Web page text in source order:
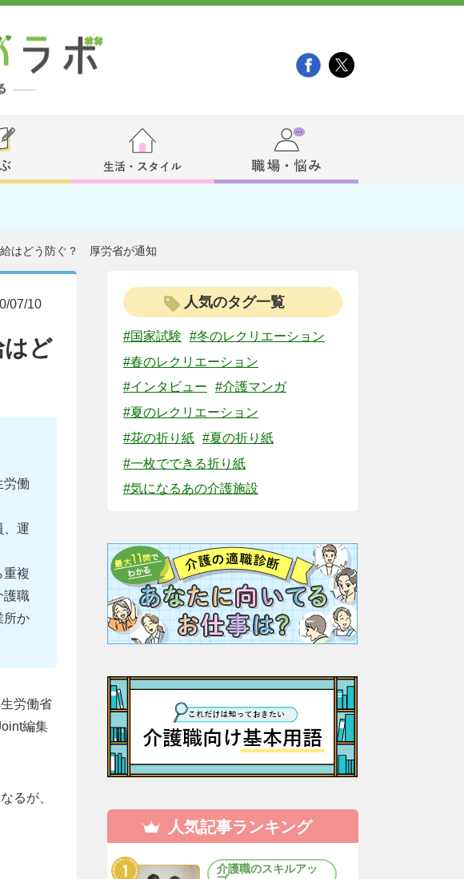
はどう防ぐ？ 厚労省が通知
07/10
ど
労働
、運
重複
護職
所か
労働省
編集
るが、
人気のタグ一覧
#国家試験
#冬のレクリエーション
#春のレクリエーション
#インタビュー
#介護マンガ
#夏のレクリエーション
#花の折り紙 #夏の折り紙
#一枚でできる折り紙
#気になるあの介護施設
人気記事ランキング
介護職のスキルアッ